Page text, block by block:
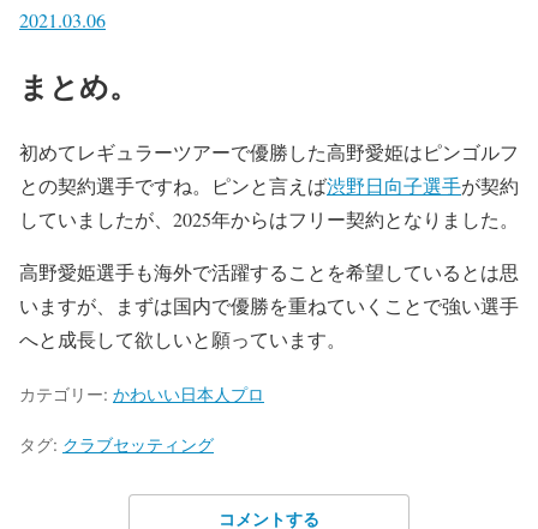
2021.03.06
まとめ。
初めてレギュラーツアーで優勝した高野愛姫はピンゴルフ
との契約選手ですね。ピンと言えば渋野日向子選手が契約
していましたが、2025年からはフリー契約となりました。
高野愛姫選手も海外で活躍することを希望しているとは思
いますが、まずは国内で優勝を重ねていくことで強い選手
へと成長して欲しいと願っています。
カテゴリー: かわいい日本人プロ
タグ: クラブセッティング
コメントする